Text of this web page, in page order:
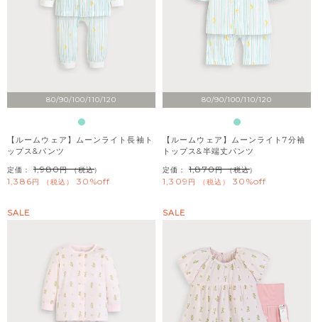
80/90/100/110/120
【ルームウェア】ムーンライト長袖ト
ップス&パンツ
定価： 1,980 （税込）
1,386 税込 30%off
80/90/100/110/120
【ルームウェア】ムーンライト7分袖
トップス&半端丈パンツ
定価： 1,870 （税込）
1,309 税込 30%off
SALE SALE